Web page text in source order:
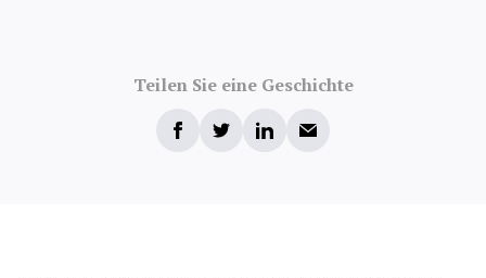
Teilen Sie eine Geschichte